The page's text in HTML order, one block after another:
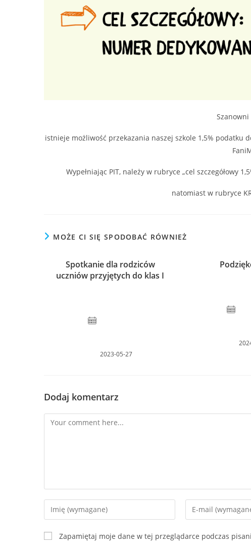
Szanowni
istnieje możliwość przekazania naszej szkole 1,5% podatku
Wypełniając PIT, należy w rubryce „cel szczegółowy
natomiast w rubryce
MOŻE CI SIĘ SPODOBAĆ RÓWNIEŻ
Spotkanie dla rodziców
uczniów przyjętych do klas I
2023-05-27
Dodaj komentarz
Comment
Enter
your
name
or
Enter
your
address
Zapamiętaj moje dane w tej przeglądarce podczas